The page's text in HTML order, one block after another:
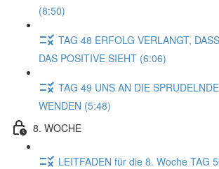
(8:50)
TAG 48 ERFOLG VERLANGT,
DAS POSITIVE SIEHT (6:06)
TAG 49 UNS AN DIE
WENDEN (5:48)
8. WOCHE
LEITFADEN für die 8. Woche TAG